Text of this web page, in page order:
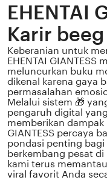
EHENTAI
Karir
Keberanian untuk
EHENTAI
meluncurkan buku
dikenal karena gaya
permasalahan
Melalui sistem 🎁
pengaruh digital
memberikan dampak
GIANTESS percaya
pondasi penting
berkembang pesat
kami terus
viral favorit Anda